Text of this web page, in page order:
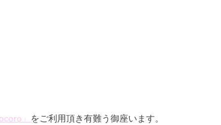
」 をご利用頂き有難う御座います。